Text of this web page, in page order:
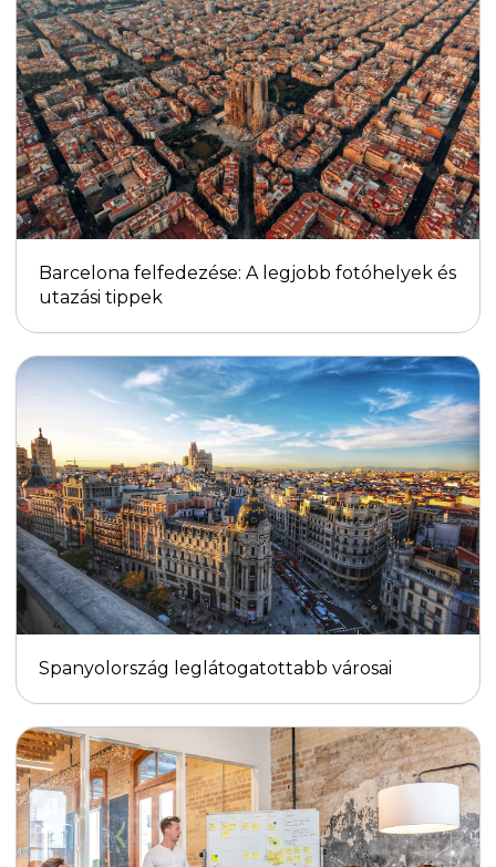
Barcelona felfedezése: A legjobb fotóhelyek és
utazási tippek
Spanyolország leglátogatottabb városai